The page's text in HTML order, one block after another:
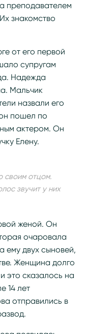
преподавателем
знакомство
от его первой
супругам
Надежда
Мальчик
назвали его
пошел по
актером. Он
Елену.
своим отцом.
звучит у них
женой. Он
очаровала
ему двух сыновей,
Женщина долго
это сказалось на
14 лет
отправились в